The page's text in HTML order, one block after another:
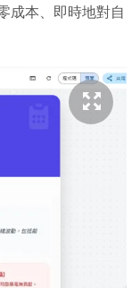
成本、即時地對自